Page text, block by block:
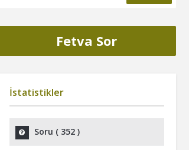
Fetva Sor
İstatistikler
Soru ( 352)